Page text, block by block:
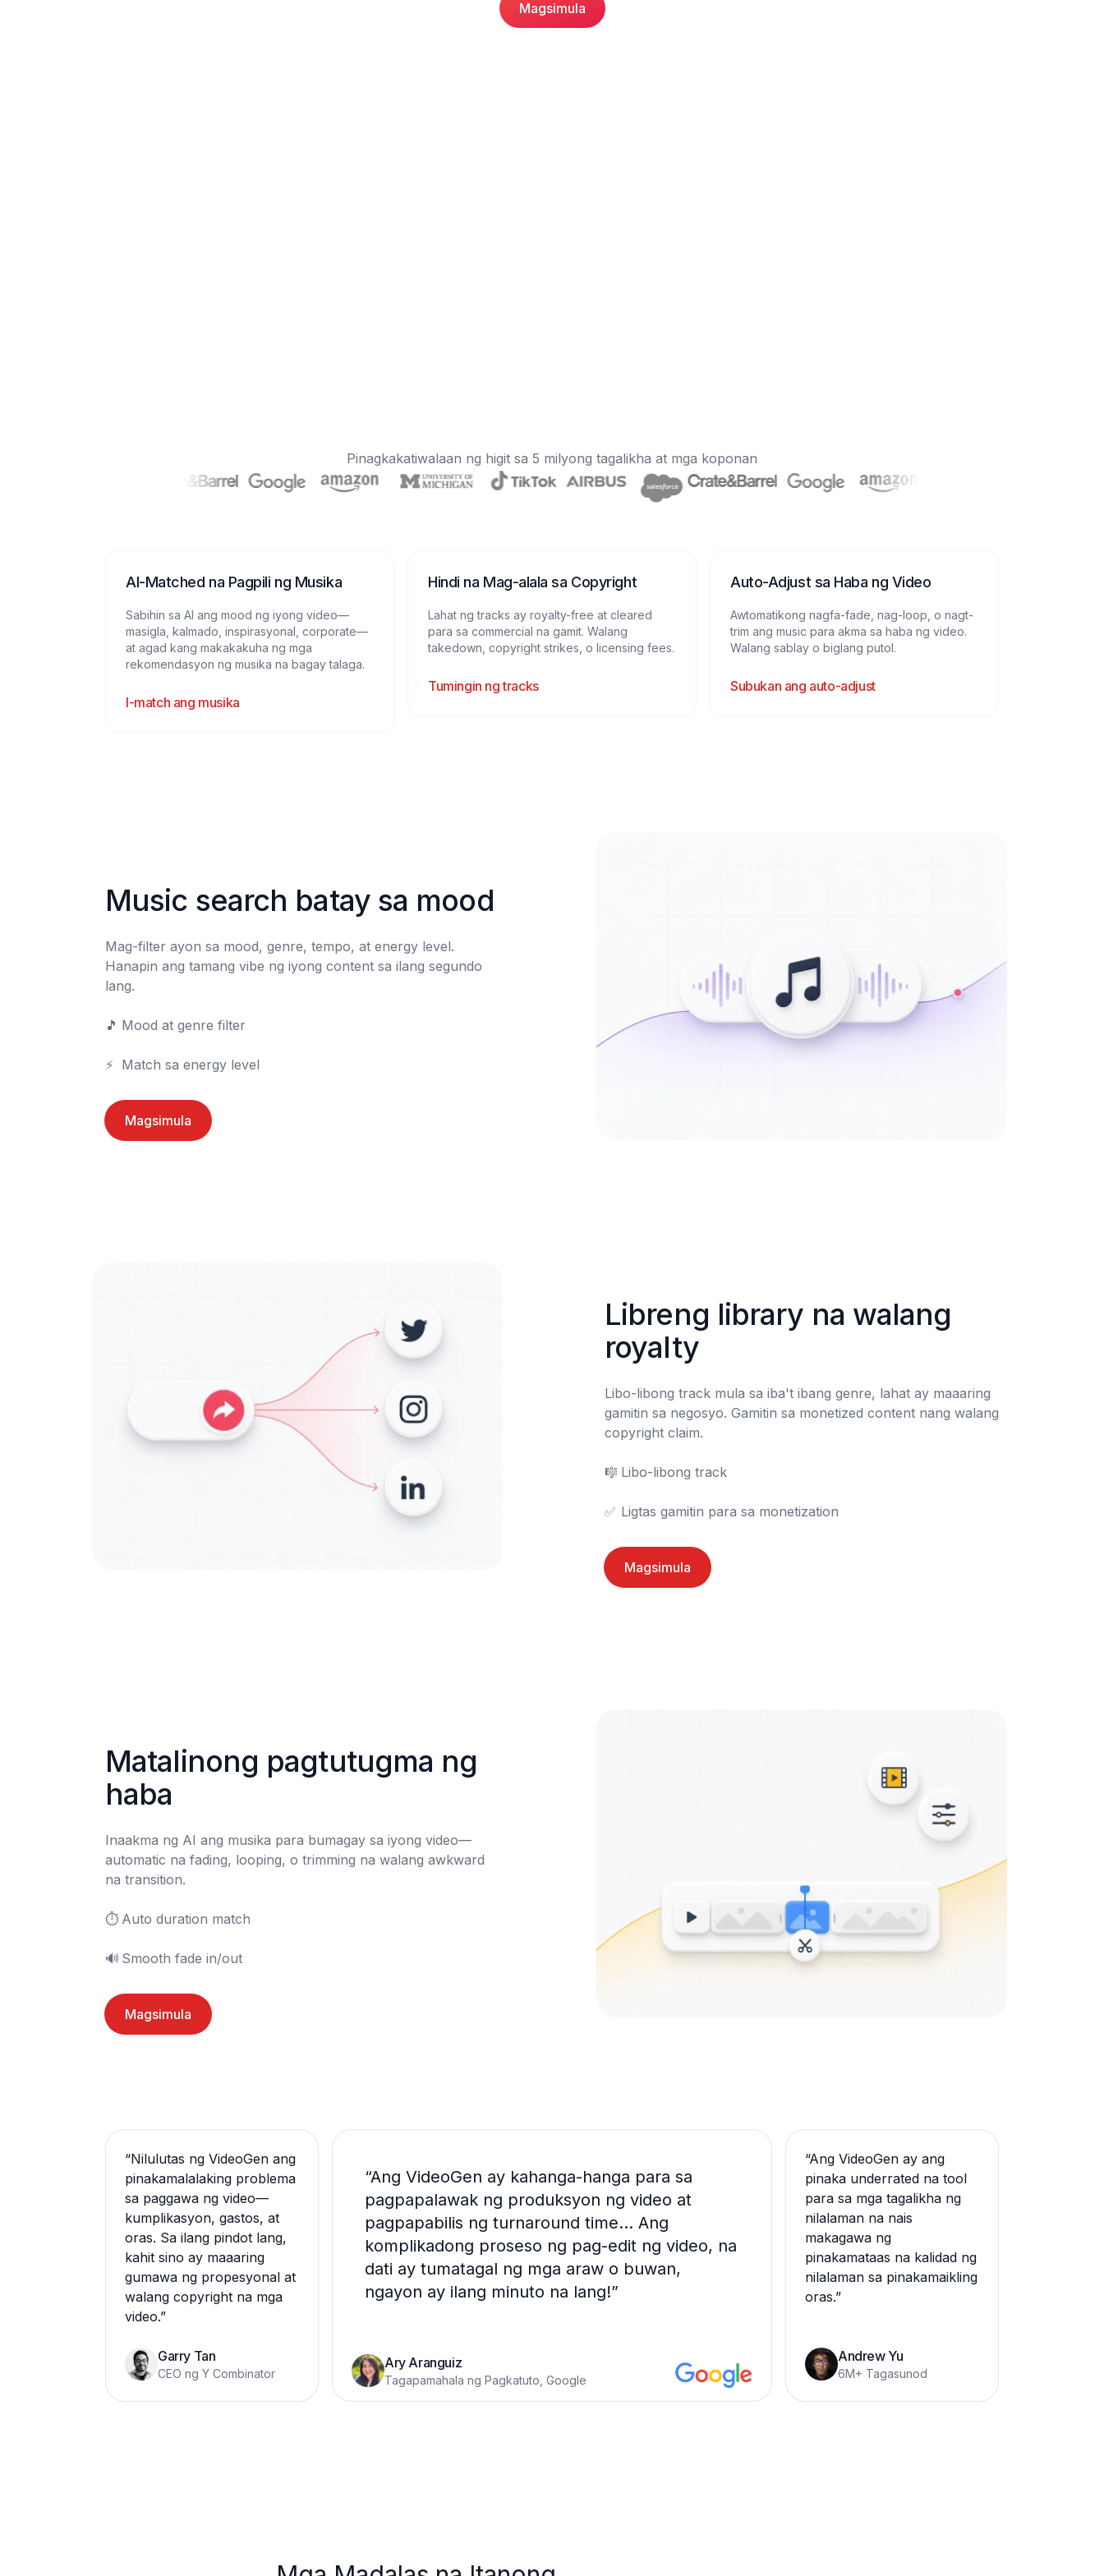
Magsimula
Pinagkakatiwalaan ng higit sa 5 milyong tagalikha at mga koponan
AI-Matched na Pagpili ng Musika
Sabihin sa AI ang mood ng iyong video—
masigla, kalmado, inspirasyonal, corporate—
at agad kang makakakuha ng mga
rekomendasyon ng musika na bagay talaga.
I-match ang musika
Hindi na Mag-alala sa Copyright
Lahat ng tracks ay royalty-free at cleared
para sa commercial na gamit. Walang
takedown, copyright strikes, o licensing fees.
Tumingin ng tracks
Auto-Adjust sa Haba ng Video
Awtomatikong nagfa-fade, nag-loop, o nagt-
trim ang music para akma sa haba ng video.
Walang sablay o biglang putol.
Subukan ang auto-adjust
Music search batay sa mood
Mag-filter ayon sa mood, genre, tempo, at energy level.
Hanapin ang tamang vibe ng iyong content sa ilang segundo
lang.
🎵	Mood at genre filter
⚡	Match sa energy level
Magsimula
Libreng library na walang
royalty
Libo-libong track mula sa iba't ibang genre, lahat ay maaaring
gamitin sa negosyo. Gamitin sa monetized content nang walang
copyright claim.
🎼	Libo-libong track
✅	Ligtas gamitin para sa monetization
Magsimula
Matalinong pagtutugma ng
haba
Inaakma ng AI ang musika para bumagay sa iyong video—
automatic na fading, looping, o trimming na walang awkward
na transition.
⏱️	Auto duration match
🔊	Smooth fade in/out
Magsimula
“Ang VideoGen ay kahanga-hanga para sa
pagpapalawak ng produksyon ng video at
pagpapabilis ng turnaround time... Ang
komplikadong proseso ng pag-edit ng video, na
dati ay tumatagal ng mga araw o buwan,
ngayon ay ilang minuto na lang!”
Ary Aranguiz
Tagapamahala ng Pagkatuto, Google
“Nilulutas ng VideoGen ang
pinakamalalaking problema
sa paggawa ng video—
kumplikasyon, gastos, at
oras. Sa ilang pindot lang,
kahit sino ay maaaring
gumawa ng propesyonal at
walang copyright na mga
video.”
Garry Tan
CEO ng Y Combinator
“Ang VideoGen ay ang
pinaka underrated na tool
para sa mga tagalikha ng
nilalaman na nais
makagawa ng
pinakamataas na kalidad ng
nilalaman sa pinakamaikling
oras.”
Andrew Yu
6M+ Tagasunod